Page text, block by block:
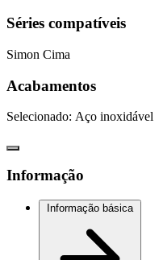
Séries compatíveis
Simon Cima
Acabamentos
Selecionado: Aço inoxidável
Informação